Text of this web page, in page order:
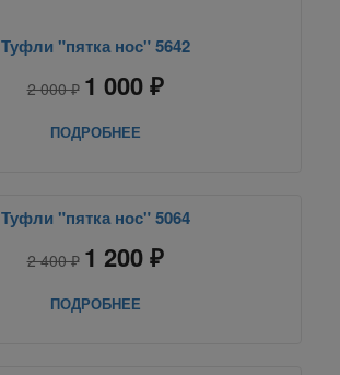
Туфли "пятка нос" 5642
2 000 ₽ 1 000 ₽
ПОДРОБНЕЕ
Туфли "пятка нос" 5064
2 400 ₽ 1 200 ₽
ПОДРОБНЕЕ